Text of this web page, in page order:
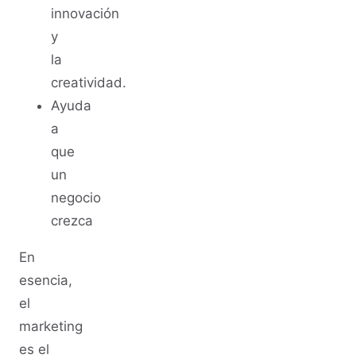
innovación
y
la
creatividad.
Ayuda
a
que
un
negocio
crezca
En
esencia,
el
marketing
es el